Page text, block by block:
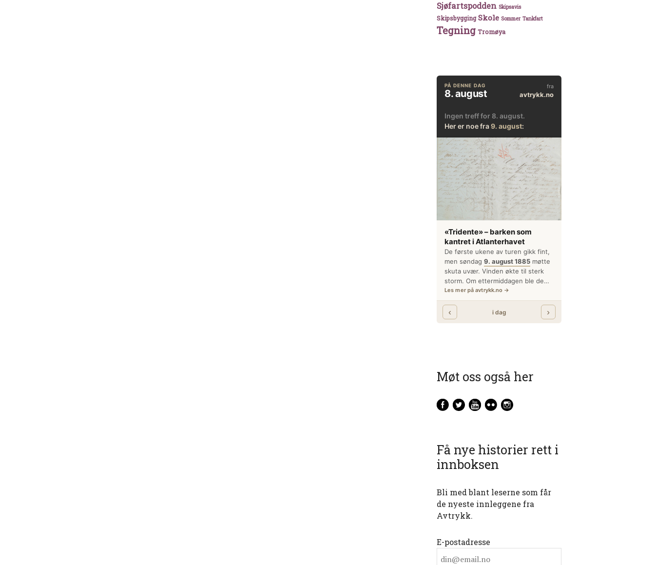
Sjøfartspodden Skipsavis
Skipsbygging Skole Sommer Tankfart
Tegning Tromøya
Møt oss også her
Få nye historier rett i
innboksen
Bli med blant leserne som får
de nyeste innleggene fra
Avtrykk.
E-postadresse